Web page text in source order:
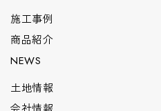
施工事例
商品紹介
NEWS
土地情報